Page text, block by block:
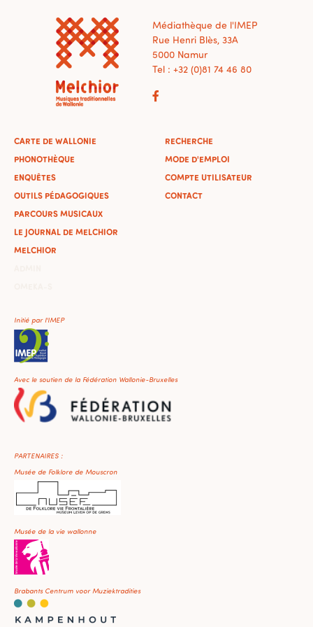
Médiathèque de l'IMEP
Rue Henri Blès, 33A
5000 Namur
Tel : +32 (0)81 74 46 80
CARTE DE WALLONIE
PHONOTHÈQUE
ENQUÊTES
OUTILS PÉDAGOGIQUES
PARCOURS MUSICAUX
LE JOURNAL DE MELCHIOR
MELCHIOR
RECHERCHE
MODE D'EMPLOI
COMPTE UTILISATEUR
CONTACT
Initié par l'IMEP
Avec le soutien de la Fédération Wallonie-Bruxelles
PARTENAIRES :
Musée de Folklore de Mouscron
Musée de la vie wallonne
Brabants Centrum voor Muziektradities